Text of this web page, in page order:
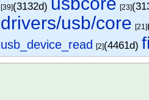
[39](3132d) [23]
drivers/usb/core [21]
usb_device_read [2](4461d)